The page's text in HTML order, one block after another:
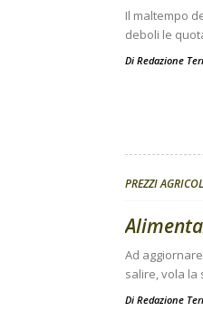
Il maltempo
deboli le
Di Redazione
PREZZI
Ad
salire, vola la
Di Redazione